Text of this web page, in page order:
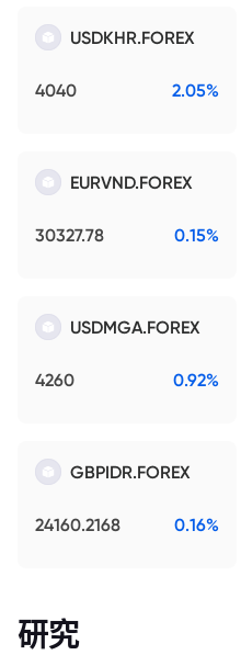
USDKHR.FOREX
4040 2.05%
EURVND.FOREX
30327.78 0.15%
USDMGA.FOREX
4260 0.92%
GBPIDR.FOREX
24160.2168 0.16%
研究